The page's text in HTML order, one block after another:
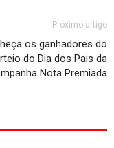
Próximo artigo
os ganhadores do
do Dia dos Pais da
Nota Premiada